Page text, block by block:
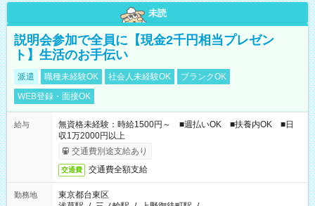
未読
説明会参加で全員に【現金2千円相当プレゼン
ト】生活のお手伝い
派遣 職種未経験OK 社会人未経験OK
ブランクOK
WEB登録・面接OK
給与
無資格未経験：時給1500円～ ■週払いOK ■扶養内OK ■日
収1万2000円以上
交通費別途支給あり
交通費 交通費全額支給
勤務地
東京都台東区